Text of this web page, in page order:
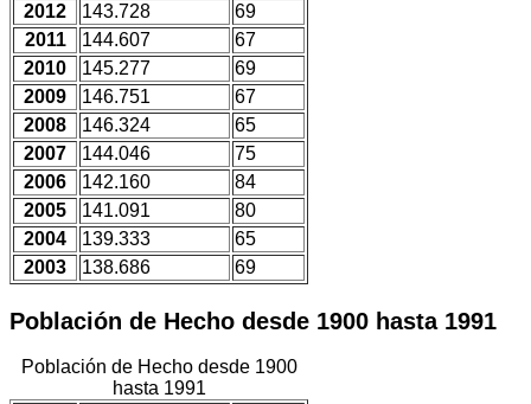
2012
143.728
69
2011
144.607
67
2010
145.277
69
2009
146.751
67
2008
146.324
65
2007
144.046
75
2006
142.160
84
2005
141.091
80
2004
139.333
65
2003
138.686 69
Población de Hecho desde 1900 hasta 1991
Población de Hecho desde 1900
hasta 1991